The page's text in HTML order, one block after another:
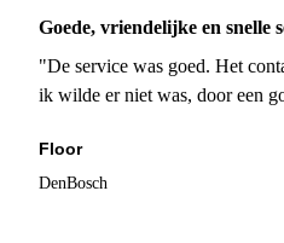
Goede, vriendelijke en snelle
"De service was goed. Het
ik wilde er niet was, door een
Floor
DenBosch